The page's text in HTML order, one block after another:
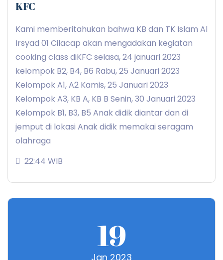
KFC
Kami memberitahukan bahwa KB dan TK Islam Al
Irsyad 01 Cilacap akan mengadakan kegiatan
cooking class diKFC selasa, 24 januari 2023
kelompok B2, B4, B6 Rabu, 25 Januari 2023
Kelompok A1, A2 Kamis, 25 Januari 2023
Kelompok A3, KB A, KB B Senin, 30 Januari 2023
Kelompok B1, B3, B5 Anak didik diantar dan di
jemput di lokasi Anak didik memakai seragam
olahraga
22:44 WIB
19
Jan 2023